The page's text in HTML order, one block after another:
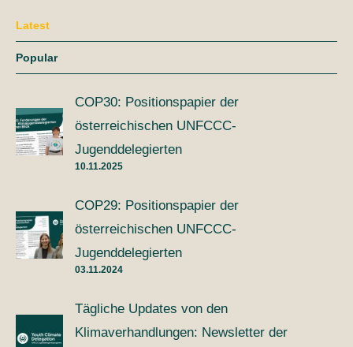
Latest
Popular
COP30: Positionspapier der
österreichischen UNFCCC-
Jugenddelegierten
10.11.2025
COP29: Positionspapier der
österreichischen UNFCCC-
Jugenddelegierten
03.11.2024
Tägliche Updates von den
Klimaverhandlungen: Newsletter der